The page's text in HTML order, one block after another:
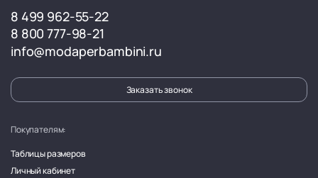
8 499 962-55-22
8 800 777-98-21
info@modaperbambini.ru
Заказать звонок
Покупателям:
Таблицы размеров
Личный кабинет